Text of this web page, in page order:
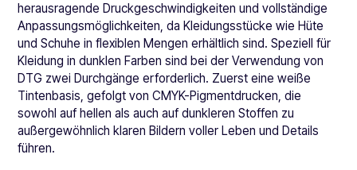
herausragende Druckgeschwindigkeiten und vollständige
Anpassungsmöglichkeiten, da Kleidungsstücke wie Hüte
und Schuhe in flexiblen Mengen erhältlich sind. Speziell für
Kleidung in dunklen Farben sind bei der Verwendung von
DTG zwei Durchgänge erforderlich. Zuerst eine weiße
Tintenbasis, gefolgt von CMYK-Pigmentdrucken, die
sowohl auf hellen als auch auf dunkleren Stoffen zu
außergewöhnlich klaren Bildern voller Leben und Details
führen.